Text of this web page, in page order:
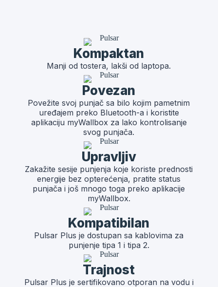
Kompaktan
Manji od tostera, lakši od laptopa.
Povezan
Povežite svoj punjač sa bilo kojim pametnim
uređajem preko Bluetooth-a i koristite
aplikaciju myWallbox za lako kontrolisanje
svog punjača.
Upravljiv
Zakažite sesije punjenja koje koriste prednosti
energije bez opterećenja, pratite status
punjača i još mnogo toga preko aplikacije
myWallbox.
Kompatibilan
Pulsar Plus je dostupan sa kablovima za
punjenje tipa 1 i tipa 2.
Trajnost
Pulsar Plus je sertifikovano otporan na vodu i